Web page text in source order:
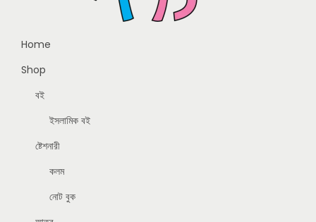
Home
Shop
বই
ইসলামিক বই
ষ্টেশনারী
কলম
নোট বুক